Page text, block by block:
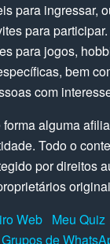
para ingressar,
para
para jogos,
bem
com
alguma
Todo o
por direitos
Web Meu Quiz
Grupos de